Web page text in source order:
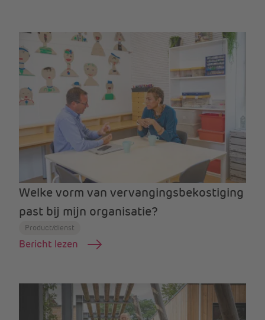
Welke vorm van vervangingsbekostiging
past bij mijn organisatie?
Product/dienst
Bericht lezen